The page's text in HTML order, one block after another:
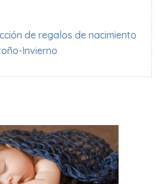
de regalos de nacimiento
Invierno